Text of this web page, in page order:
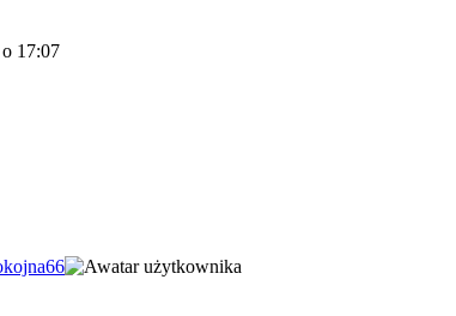
17:07